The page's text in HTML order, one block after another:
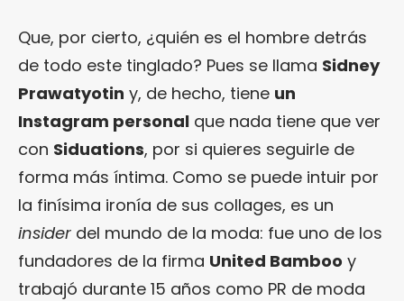
Que, por cierto, ¿quién es el hombre detrás
de todo este tinglado? Pues se llama Sidney
Prawatyotin y, de hecho, tiene un
Instagram personal que nada tiene que ver
con Siduations, por si quieres seguirle de
forma más íntima. Como se puede intuir por
la finísima ironía de sus collages, es un
insider del mundo de la moda: fue uno de los
fundadores de la firma United Bamboo y
trabajó durante 15 años como PR de moda